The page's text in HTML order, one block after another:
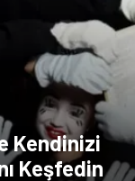
Kendinizi
Keşfedin